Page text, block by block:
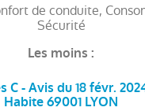
de conduite,
Sécurité
Les moins :
C - Avis du 18 févr.
Habite 69001 LYON